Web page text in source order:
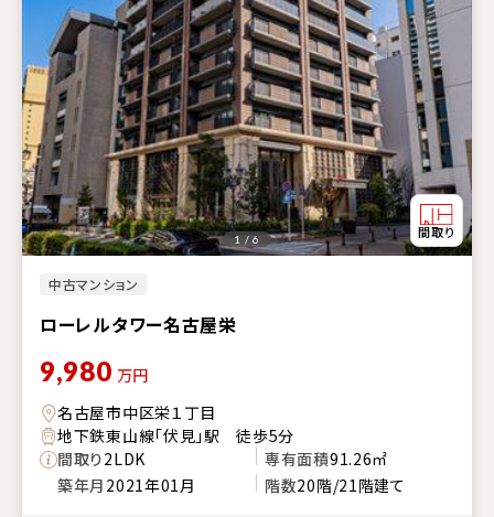
中古マンション
ローレルタワー名古屋栄
1 / 6
9,980 万円
名古屋市中区栄１丁目
地下鉄東山線「伏見」駅 徒歩5分
間取り2LDK 専有面積91.26㎡
築年月 2021年01月 階数20階/21階建て